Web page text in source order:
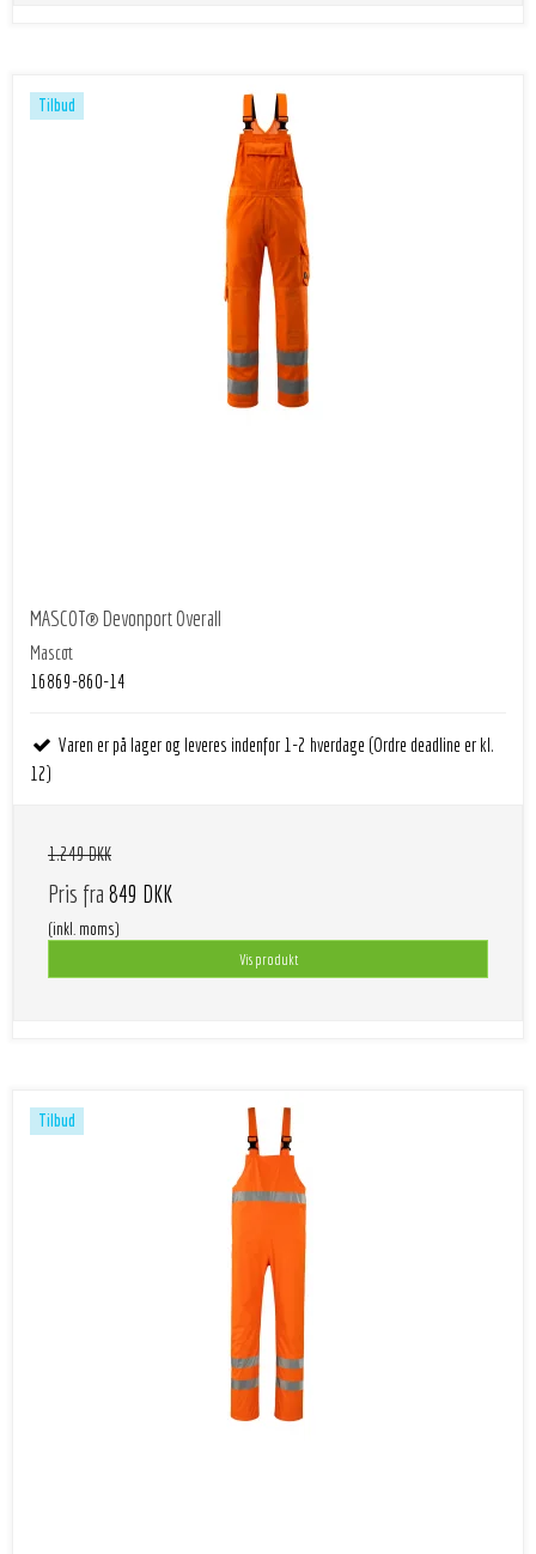
Tilbud
MASCOT® Devonport Overall
Mascot
16869-860-14
Varen er på lager og leveres indenfor 1-2 hverdage (Ordre deadline er kl.
12)
1.249 DKK
Pris fra 849 DKK
(inkl. moms)
Vis produkt
Tilbud